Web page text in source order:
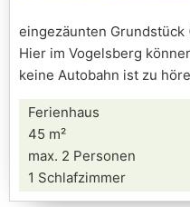
eingezäunten Grundstück
Hier im Vogelsberg
keine Autobahn ist zu
Ferienhaus
45 m²
max. 2 Personen
1 Schlafzimmer